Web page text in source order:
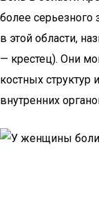
более
в этой области,
— крестец). Они
костных структур
внутренних